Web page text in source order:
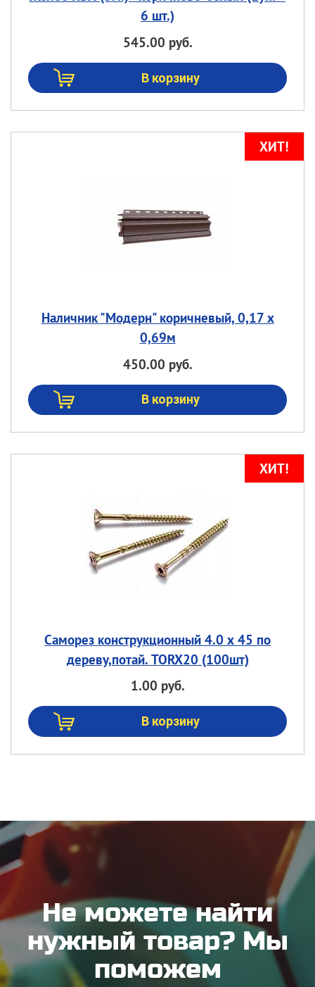
6 шт.)
545.00 руб.
Наличник "Модерн" коричневый, 0,17 х
0,69м
450.00 руб.
Саморез конструкционный 4.0 х 45 по
дереву,потай. TORX20 (100шт)
1.00 руб.
Не можете найти
нужный товар? Мы
поможем